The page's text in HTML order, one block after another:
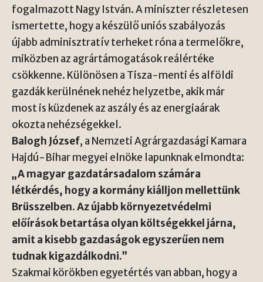
fogalmazott Nagy István. A miniszter részletesen
ismertette, hogy a készülő uniós szabályozás
újabb adminisztratív terheket róna a termelőkre,
miközben az agrártámogatások reálértéke
csökkenne. Különösen a Tisza-menti és alföldi
gazdák kerülnének nehéz helyzetbe, akik már
most is küzdenek az aszály és az energiaárak
okozta nehézségekkel.
Balogh József, a Nemzeti Agrárgazdasági Kamara
Hajdú-Bihar megyei elnöke lapunknak elmondta:
„A magyar gazdatársadalom számára
létkérdés, hogy a kormány kiálljon mellettünk
Brüsszelben. Az újabb környezetvédelmi
előírások betartása olyan költségekkel járna,
amit a kisebb gazdaságok egyszerűen nem
tudnak kigazdálkodni.”
Szakmai körökben egyetértés van abban, hogy a